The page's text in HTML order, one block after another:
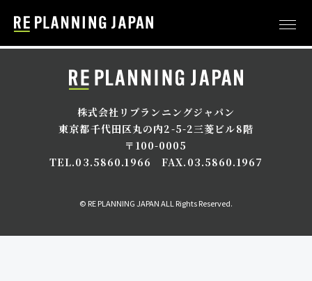
株式会社リプランニングジャパン
東京都千代田区丸の内2-5-2三菱ビル8階
〒100-0005
TEL.03.5860.1966
FAX.03.5860.1967
© RE PLANNING JAPAN ALL Rights Reserved.